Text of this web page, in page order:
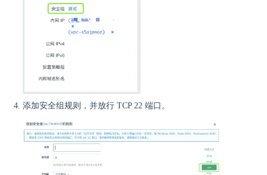
添加安全组规则，并放行 TCP 22 端口。